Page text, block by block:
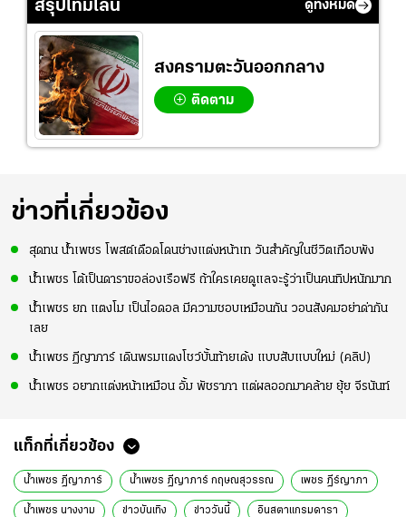
สรุปไทม์ไลน์ ดูทั้งหมด
สงครามตะวันออกกลาง
ติดตาม
ข่าวที่เกี่ยวข้อง
สุดทน น้ำเพชร โพสต์เดือดโดนช่างแต่งหน้าเท วันสำคัญในชีวิตเกือบพัง
น้ำเพชร โต้เป็นดาราขอล่องเรือฟรี ถ้าใครเคยดูแลจะรู้ว่าเป็นคนทิปหนักมาก
น้ำเพชร ยก แตงโม เป็นไอดอล มีความชอบเหมือนกัน วอนสังคมอย่าด่ากัน
เลย
น้ำเพชร ฏีญาภาร์ เดินพรมแดงโชว์บั้นท้ายเด้ง แบบสับแบบใหม่ (คลิป)
น้ำเพชร อยากแต่งหน้าเหมือน อั้ม พัชราภา แต่ผลออกมาคล้าย ยุ้ย จีรนันท์
แท็กที่เกี่ยวข้อง
น้ำเพชร ฏีญาภาร์ น้ำเพชร ฏีญาภาร์ กฤษณสุวรรณ เพชร ฏีร์ญาภา
น้ำเพชร นางงาม ข่าวบันเทิง ข่าววันนี้ อินสตาแกรมดารา